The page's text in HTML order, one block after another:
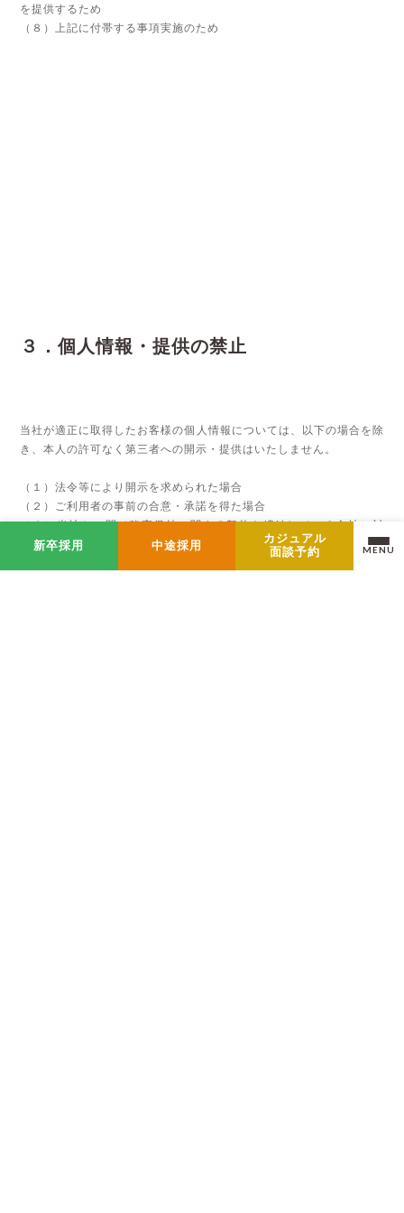
を提供するため
（８）上記に付帯する事項実施のため
３．個人情報・提供の禁止
当社が適正に取得したお客様の個人情報については、以下の場合を除
き、本人の許可なく第三者への開示・提供はいたしません。
（１）法令等により開示を求められた場合
（２）ご利用者の事前の合意・承諾を得た場合
（３）当社との間で秘密保持に関する契約を締結している会社に対
し、当社のサービスを遂行する上で必要な情報を提供する場合
新卒採用 中途採用
カジュアル
面談予約
MENU